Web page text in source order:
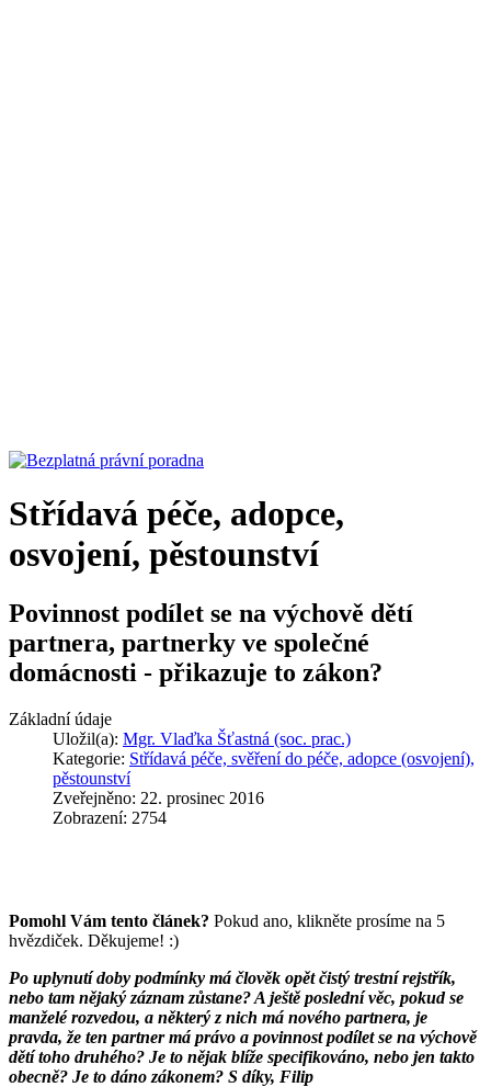
Střídavá péče, adopce,
osvojení, pěstounství
Povinnost podílet se na výchově dětí
partnera, partnerky ve společné
domácnosti - přikazuje to zákon?
Základní údaje
Uložil(a): Mgr. Vlaďka Šťastná (soc. prac.)
Kategorie: Střídavá péče, svěření do péče, adopce (osvojení),
pěstounství
Zveřejněno: 22. prosinec 2016
Zobrazení: 2754
Pomohl Vám tento článek? Pokud ano, klikněte prosíme na 5
hvězdiček. Děkujeme! :)
Po uplynutí doby podmínky má člověk opět čistý trestní rejstřík,
nebo tam nějaký záznam zůstane? A ještě poslední věc, pokud se
manželé rozvedou, a některý z nich má nového partnera, je
pravda, že ten partner má právo a povinnost podílet se na výchově
dětí toho druhého? Je to nějak blíže specifikováno, nebo jen takto
obecně? Je to dáno zákonem? S díky, Filip